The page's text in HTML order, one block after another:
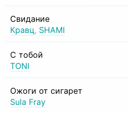
Свидание
Кравц, SHAMI
С тобой
TONI
Ожоги от сигарет
Sula Fray